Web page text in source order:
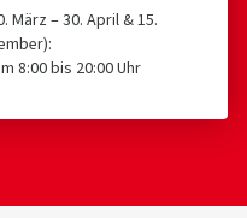
März – 30. April & 15.
8:00 bis 20:00 Uhr